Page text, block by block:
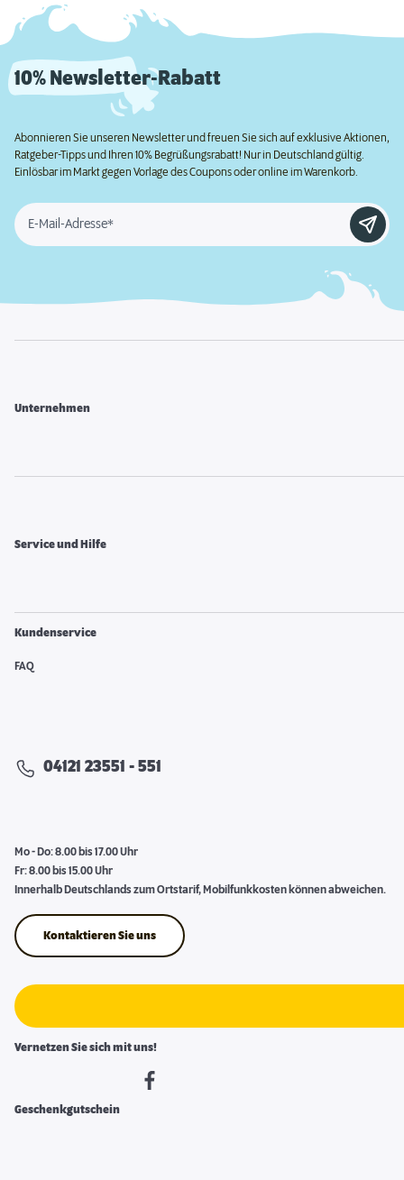
10% Newsletter-Rabatt
Abonnieren Sie unseren Newsletter und freuen Sie sich auf exklusive Aktionen,
Ratgeber-Tipps und Ihren 10% Begrüßungsrabatt! Nur in Deutschland gültig.
Einlösbar im Markt gegen Vorlage des Coupons oder online im Warenkorb.
E-Mail-Adresse*
Unternehmen
Service und Hilfe
Kundenservice
FAQ
04121 23551 - 551
Mo - Do: 8.00 bis 17.00 Uhr
Fr: 8.00 bis 15.00 Uhr
Innerhalb Deutschlands zum Ortstarif, Mobilfunkkosten können abweichen.
Kontaktieren Sie uns
Vernetzen Sie sich mit uns!
Geschenkgutschein